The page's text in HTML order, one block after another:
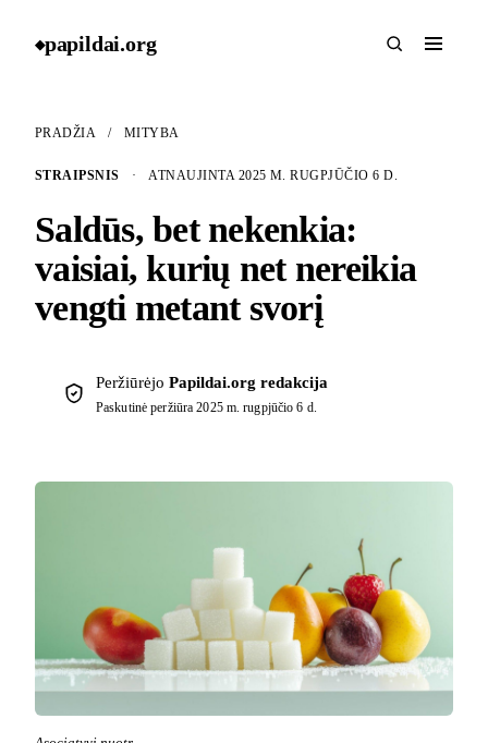
◆papildai.org
PRADŽIA / MITYBA
STRAIPSNIS · ATNAUJINTA 2025 M. RUGPJŪČIO 6 D.
Saldūs, bet nekenkia:
vaisiai, kurių net nereikia
vengti metant svorį
Peržiūrėjo Papildai.org redakcija
Paskutinė peržiūra2025 m. rugpjūčio 6 d.